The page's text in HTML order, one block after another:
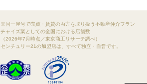
※同一屋号で売買・賃貸の両方を取り扱う不動産仲介フラン
チャイズ業としての全国における店舗数
（2026年7月時点／東京商工リサーチ調べ）
センチュリー21の加盟店は、すべて独立・自営です。